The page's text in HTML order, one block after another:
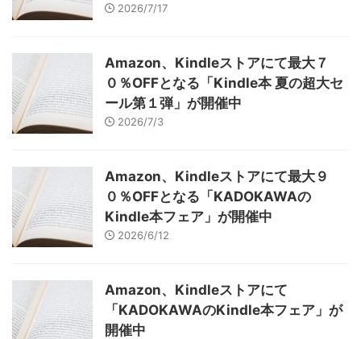
2026/7/17
Amazon、Kindleストアにて最大７
０％OFFとなる「Kindle本 夏の超大セ
ール第１弾」が開催中
2026/7/3
Amazon、Kindleストアにて最大９
０％OFFとなる「KADOKAWAの
Kindle本フェア」が開催中
2026/6/12
Amazon、Kindleストアにて
「KADOKAWAのKindle本フェア」が
開催中